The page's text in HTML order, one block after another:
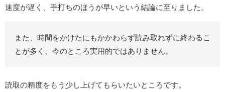
速度が遅く、手打ちのほうが早いという結論に至りました。
また、時間をかけたにもかかわらず読み取れずに終わるこ
とが多く、今のところ実用的ではありません。
読取の精度をもう少し上げてもらいたいところです。